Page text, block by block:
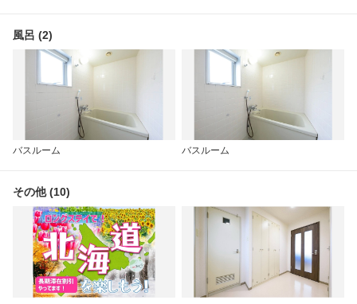
風呂 (2)
バスルーム バスルーム
その他 (10)